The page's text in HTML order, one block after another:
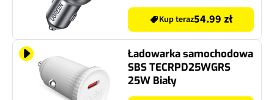
Kup teraz54.99 zł
Ładowarka samochodowa
SBS TECRPD25WGRS
25W Biały